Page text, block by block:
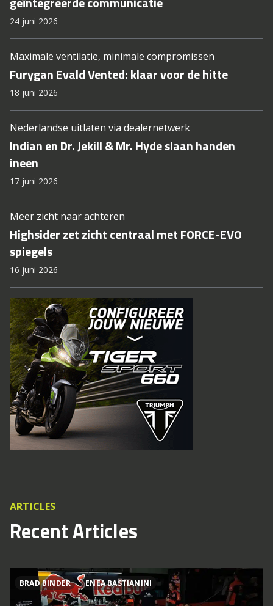
24 juni 2026
Maximale ventilatie, minimale compromissen
Furygan Evald Vented: klaar voor de hitte
18 juni 2026
Nederlandse uitlaten via dealernetwerk
Indian en Dr. Jekill & Mr. Hyde slaan handen
ineen
17 juni 2026
Meer zicht naar achteren
Highsider zet zicht centraal met FORCE-EVO
spiegels
16 juni 2026
ARTICLES
Recent Articles
BRAD BINDER ENEA BASTIANINI